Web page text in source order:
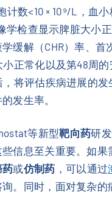
计数<10 × 10⁹/L，血
学检查显示脾脏大小
缓解（CHR）率、首
正常化以及第48周
将评估疾病进展的发
发生率。
等新型靶向药研
信息至关重要。如果
药或仿制药 ，可以通过
。同时，面对复杂的